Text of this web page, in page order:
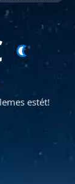
estét!